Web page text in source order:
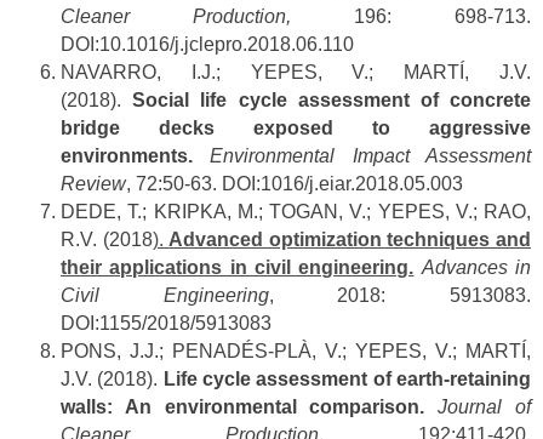
Cleaner Production, 196: 698-713.
DOI:10.1016/j.jclepro.2018.06.110
NAVARRO, I.J.; YEPES, V.; MARTÍ, J.V.
(2018).Social life cycle assessment of concrete
bridge decks exposed to aggressive
environments.
Environmental Impact Assessment
Review, 72:50-63. DOI:1016/j.eiar.2018.05.003
DEDE, T.; KRIPKA, M.; TOGAN, V.; YEPES, V.; RAO,
R.V. (2018). Advanced optimization techniques and
their applications in civil engineering. Advances in
Civil Engineering, 2018: 5913083.
DOI:1155/2018/5913083
PONS, J.J.; PENADÉS-PLÀ, V.; YEPES, V.; MARTÍ,
J.V. (2018). Life cycle assessment of earth-retaining
walls: An environmental comparison.
Journal of
Cleaner Production, 192:411-420.